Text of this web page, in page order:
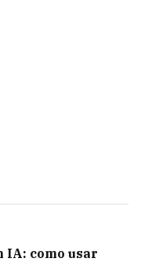
IA: como usar